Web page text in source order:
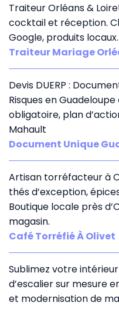
Traiteur Orléans &
cocktail et réception.
Google, produits
Traiteur Mariage
Devis DUERP :
Risques en
obligatoire, plan
Mahault
Document Unique
Artisan torréfacteur à
thés d’exception,
Boutique locale près
magasin.
Café Torréfié À Olivet
Sublimez votre
d’escalier sur mesure
et modernisation de